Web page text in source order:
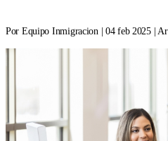
Por Equipo Inmigracion | 04 feb 2025 |